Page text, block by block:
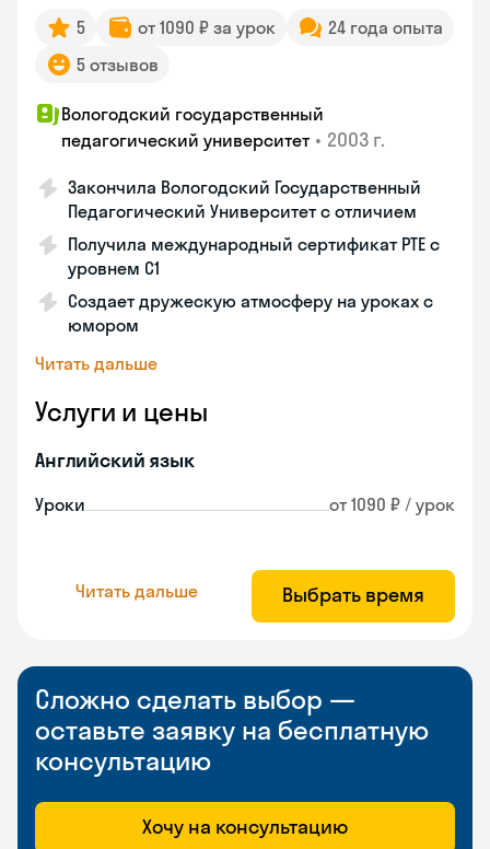
5 от 1090 ₽ за урок
24 года опыта
5 отзывов
Вологодский государственный
педагогический университет • 2003 г.
Закончила Вологодский Государственный
Педагогический Университет с отличием
Получила международный сертификат PTE с
уровнем C1
Создает дружескую атмосферу на уроках с
юмором
Читать дальше
Услуги и цены
Английский язык
Уроки от 1090 ₽ / урок
Читать дальше Выбрать время
Сложно сделать выбор —
оставьте заявку на бесплатную
консультацию
Хочу на консультацию